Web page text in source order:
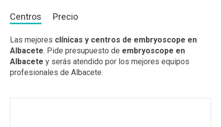
Centros Precio
Las mejores clínicas y centros de embryoscope en
Albacete. Pide presupuesto de embryoscope en
Albacete y serás atendido por los mejores equipos
profesionales de Albacete.